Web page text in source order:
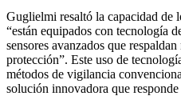
Guglielmi resaltó la capacidad de
“están equipados con tecnología
sensores avanzados que
protección”. Este uso de
métodos de vigilancia
solución innovadora que